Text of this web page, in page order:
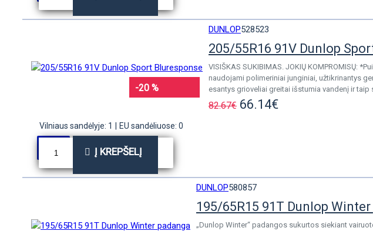
-20 %
DUNLOP528523
205/55R16 91V Dunlop
VISIŠKAS SUKIBIMAS. JOKIŲ KOMPROMISŲ:
naudojami polimeriniai junginiai, užtikrinantys
esantys grioveliai greitai išstumia vandenį ir taip
82.67€ 66.14€
Vilniaus sandėlyje: 1 EU sandėliuose: 0
Į KREPŠELĮ
DUNLOP580857
195/65R15 91T Dunlop
„Dunlop Winter“ padangos sukurtos siekiant